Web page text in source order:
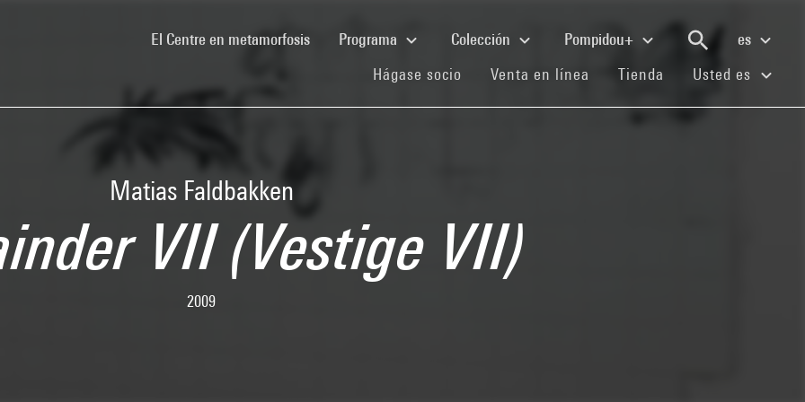
El Centre en metamorfosis(current)Programa Colección Pompidou+
es
Hágase socio (current)
Venta en línea (current)
Tienda (current)
Usted es
Matias Faldbakken
VII (Vestige VII)
2009